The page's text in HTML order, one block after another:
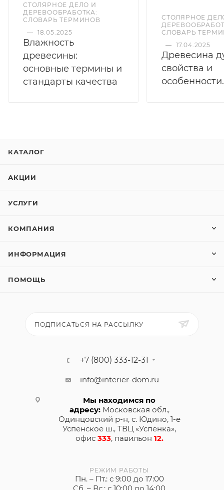
СТОЛЯРНОЕ ДЕЛО И
ДЕРЕВООБРАБОТКА:
СЛОВАРЬ ТЕРМИНОВ
— 18.05.2025
Влажность
древесины:
основные термины и
стандарты качества
СТОЛЯРНОЕ
СЛОВАРЬ
— 17.04.2025
Древесина
свойства и
особенности.
КАТАЛОГ
АКЦИИ
УСЛУГИ
КОМПАНИЯ
ИНФОРМАЦИЯ
ПОМОЩЬ
ПОДПИСАТЬСЯ НА РАССЫЛКУ
+7 (800) 333-12-31
info@interier-dom.ru
Мы находимся по
адресу:Московская обл.,
Одинцовский р-н, с. Юдино, 1-е
Успенское ш., ТВЦ «Успенка»,
офис 333, павильон 12.
РЕЖИМ РАБОТЫ
Пн. – Пт.: с 9:00 до 17:00